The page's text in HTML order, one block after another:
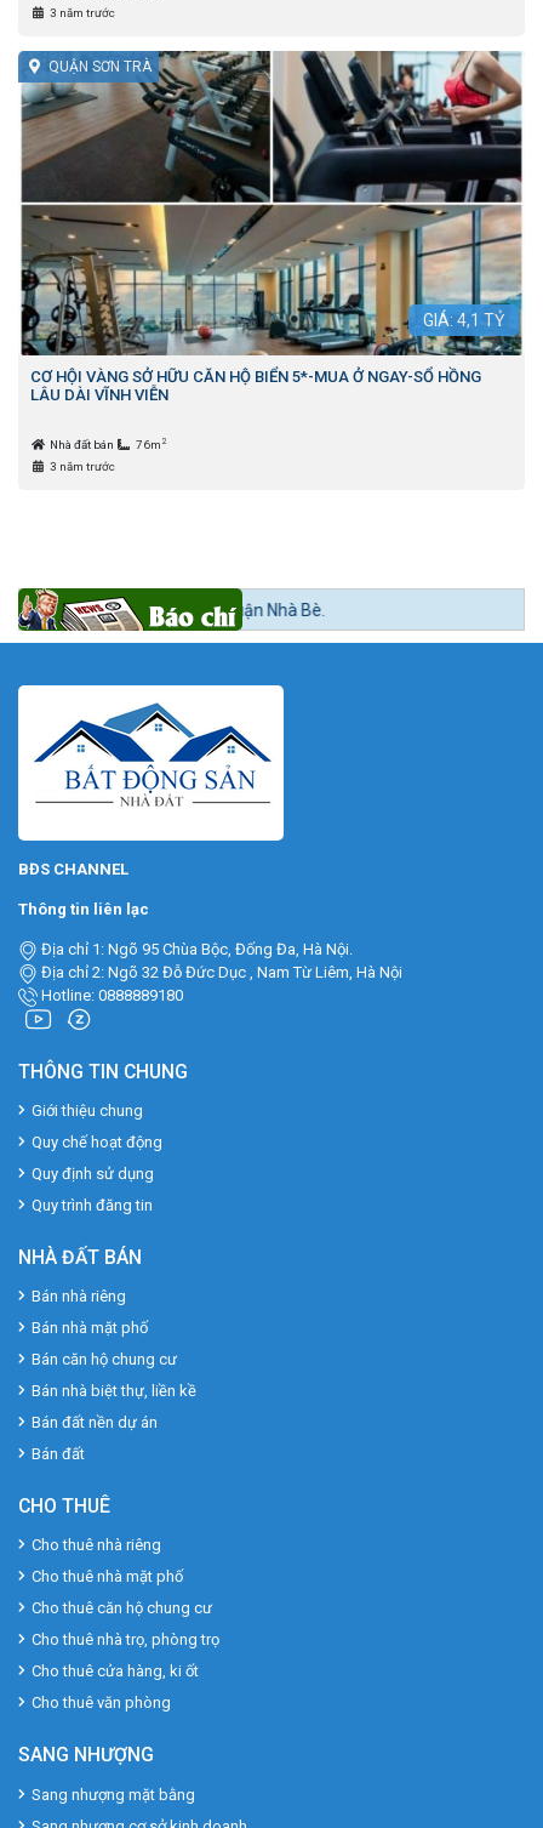
3 năm trước
QUẬN SƠN TRÀ
GIÁ: 4,1 TỶ
CƠ HỘI VÀNG SỞ HỮU CĂN HỘ BIỂN 5*-MUA Ở NGAY-SỔ HỒNG
LÂU DÀI VĨNH VIỄN
Nhà đất bán 76m 2
3 năm trước
trình lên quận Nhà Bè.
BĐS CHANNEL
Thông tin liên lạc
Địa chỉ 1: Ngõ 95 Chùa Bộc, Đống Đa, Hà Nội.
Địa chỉ 2: Ngõ 32 Đỗ Đức Dục , Nam Từ Liêm, Hà Nội
Hotline: 0888889180
THÔNG TIN CHUNG
Giới thiệu chung
Quy chế hoạt động
Quy định sử dụng
Quy trình đăng tin
NHÀ ĐẤT BÁN
Bán nhà riêng
Bán nhà mặt phố
Bán căn hộ chung cư
Bán nhà biệt thự, liền kề
Bán đất nền dự án
Bán đất
CHO THUÊ
Cho thuê nhà riêng
Cho thuê nhà mặt phố
Cho thuê căn hộ chung cư
Cho thuê nhà trọ, phòng trọ
Cho thuê cửa hàng, ki ốt
Cho thuê văn phòng
SANG NHƯỢNG
Sang nhượng mặt bằng